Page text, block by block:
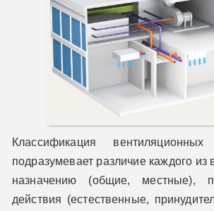
Классификация вентиляционных
подразумевает различие каждого из
назначению (общие, местные),
действия (естественные,